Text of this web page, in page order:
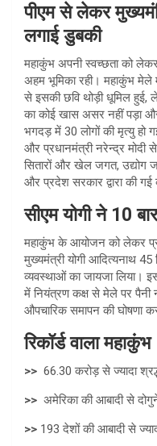
पीएम से लेकर
लगाई डुबकी
महाकुंभ अपनी स्वच्छता को लेकर
अहम भूमिका रही। महाकुंभ मेले
से इसकी छवि थोड़ी धूमिल
का कोई खास असर नहीं पड़ा
भगदड़ में 30 लोगों की मृत्यु हो
और प्रधानमंत्री नरेन्द्र मोदी
सितारों और खेल जगत, उद्योग
और प्रदेश सरकार द्वारा की
सीएम योगी ने 10
महाकुंभ के आयोजन को लेकर
मुख्यमंत्री योगी आदित्यनाथ
व्यवस्थाओं का जायजा लिया।
में नियंत्रण कक्ष से मेले पर
औपचारिक समापन की घोषणा
रिकॉर्ड वाला महाकुंभ
>> 66.30 करोड़ से ज्यादा
>> अमेरिका की आबादी से
>> 193 देशों की आबादी से